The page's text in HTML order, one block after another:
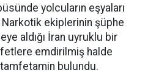
yolcuların eşyaları
Narkotik ekiplerinin şüphe
aldığı İran uyruklu bir
emdirilmiş halde
bulundu.